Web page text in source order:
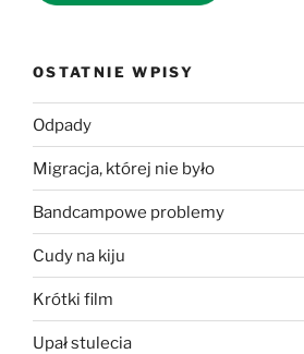
OSTATNIE WPISY
Odpady
Migracja, której nie było
Bandcampowe problemy
Cudy na kiju
Krótki film
Upał stulecia